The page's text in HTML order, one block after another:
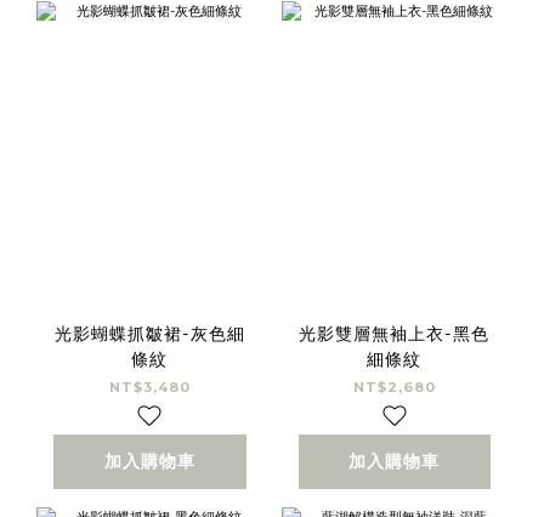
光影蝴蝶抓皺裙-灰色細
條紋
NT$3,480
加入購物車
光影雙層無袖上衣-黑色
細條紋
NT$2,680
加入購物車